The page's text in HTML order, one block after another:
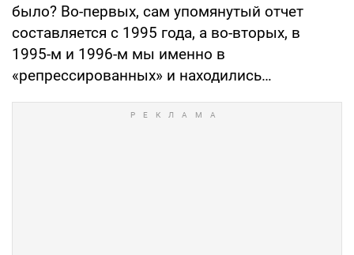
было? Во-первых, сам упомянутый отчет
составляется с 1995 года, а во-вторых, в
1995-м и 1996-м мы именно в
«репрессированных» и находились…